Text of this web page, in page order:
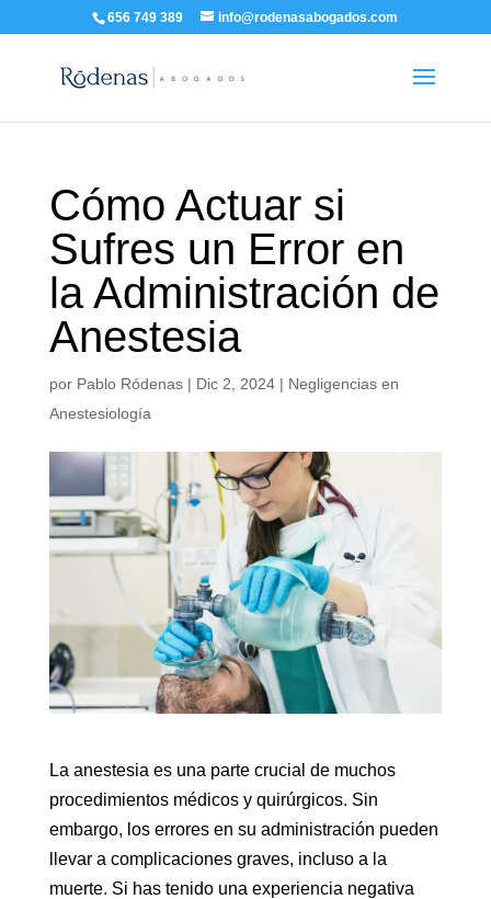
656 749 389 info@rodenasabogados.com
Cómo Actuar si
Sufres un Error en
la Administración de
Anestesia
por Pablo Ródenas| Dic 2, 2024| Negligencias en
Anestesiología
La anestesia es una parte crucial de muchos
procedimientos médicos y quirúrgicos. Sin
embargo, los errores en su administración pueden
llevar a complicaciones graves, incluso a la
muerte. Si has tenido una experiencia negativa